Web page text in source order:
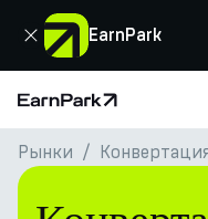
EarnPark
Закрыть
Главная страница
Продукты
Рынки